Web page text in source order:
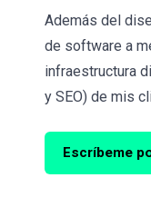
Además del
de software a
infraestructura
y SEO) de mis
Escríbeme